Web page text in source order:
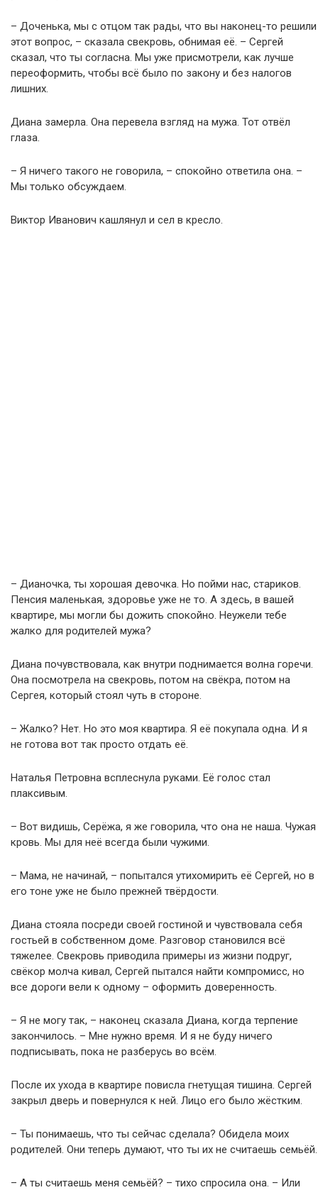
– Доченька, мы с отцом так рады, что вы наконец-то решили
этот вопрос, – сказала свекровь, обнимая её. – Сергей
сказал, что ты согласна. Мы уже присмотрели, как лучше
переоформить, чтобы всё было по закону и без налогов
лишних.
Диана замерла. Она перевела взгляд на мужа. Тот отвёл
глаза.
– Я ничего такого не говорила, – спокойно ответила она. –
Мы только обсуждаем.
Виктор Иванович кашлянул и сел в кресло.
– Дианочка, ты хорошая девочка. Но пойми нас, стариков.
Пенсия маленькая, здоровье уже не то. А здесь, в вашей
квартире, мы могли бы дожить спокойно. Неужели тебе
жалко для родителей мужа?
Диана почувствовала, как внутри поднимается волна горечи.
Она посмотрела на свекровь, потом на свёкра, потом на
Сергея, который стоял чуть в стороне.
– Жалко? Нет. Но это моя квартира. Я её покупала одна. И я
не готова вот так просто отдать её.
Наталья Петровна всплеснула руками. Её голос стал
плаксивым.
– Вот видишь, Серёжа, я же говорила, что она не наша. Чужая
кровь. Мы для неё всегда были чужими.
– Мама, не начинай, – попытался утихомирить её Сергей, но в
его тоне уже не было прежней твёрдости.
Диана стояла посреди своей гостиной и чувствовала себя
гостьей в собственном доме. Разговор становился всё
тяжелее. Свекровь приводила примеры из жизни подруг,
свёкор молча кивал, Сергей пытался найти компромисс, но
все дороги вели к одному – оформить доверенность.
– Я не могу так, – наконец сказала Диана, когда терпение
закончилось. – Мне нужно время. И я не буду ничего
подписывать, пока не разберусь во всём.
После их ухода в квартире повисла гнетущая тишина. Сергей
закрыл дверь и повернулся к ней. Лицо его было жёстким.
– Ты понимаешь, что ты сейчас сделала? Обидела моих
родителей. Они теперь думают, что ты их не считаешь семьёй.
– А ты считаешь меня семьёй? – тихо спросила она. – Или